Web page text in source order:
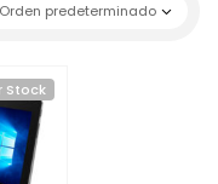
Orden predeterminado
Stock